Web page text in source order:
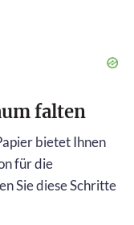
falten
bietet Ihnen
für die
Sie diese Schritte